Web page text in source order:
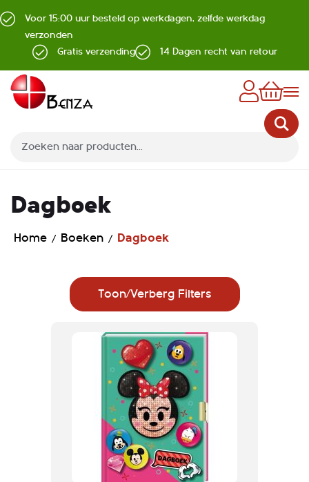
Voor 15:00 uur besteld op werkdagen, zelfde werkdag
verzonden
Gratis verzending
14 Dagen recht van retour
Dagboek
Home Boeken Dagboek
Toon/Verberg Filters